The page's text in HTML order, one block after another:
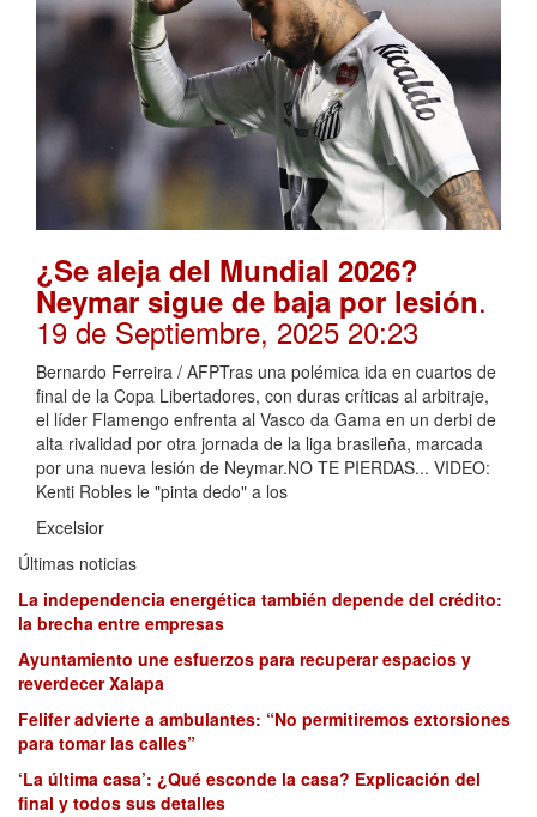
¿Se aleja del Mundial 2026?
Neymar sigue de baja por lesión.
19 de Septiembre, 2025 20:23
Bernardo Ferreira / AFPTras una polémica ida en cuartos de
final de la Copa Libertadores, con duras críticas al arbitraje,
el líder Flamengo enfrenta al Vasco da Gama en un derbi de
alta rivalidad por otra jornada de la liga brasileña, marcada
por una nueva lesión de Neymar.NO TE PIERDAS... VIDEO:
Kenti Robles le "pinta dedo" a los
Excelsior
Últimas noticias
La independencia energética también depende del crédito:
la brecha entre empresas
Ayuntamiento une esfuerzos para recuperar espacios y
reverdecer Xalapa
Felifer advierte a ambulantes: “No permitiremos extorsiones
para tomar las calles”
‘La última casa’: ¿Qué esconde la casa? Explicación del
final y todos sus detalles